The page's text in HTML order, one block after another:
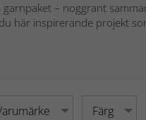
– noggrant
här inspirerande projekt
Färg